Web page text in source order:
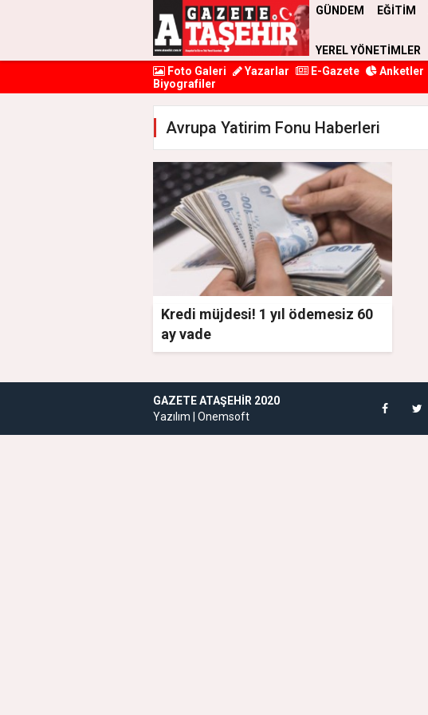
GÜNDEM EĞİTİM
YEREL YÖNETİMLER
Foto Galeri
Yazarlar E-Gazete Anketler
Biyografiler
Avrupa Yatirim Fonu Haberleri
Kredi müjdesi! 1 yıl ödemesiz 60
ay vade
GAZETE ATAŞEHIR 2020
Yazılım | Onemsoft